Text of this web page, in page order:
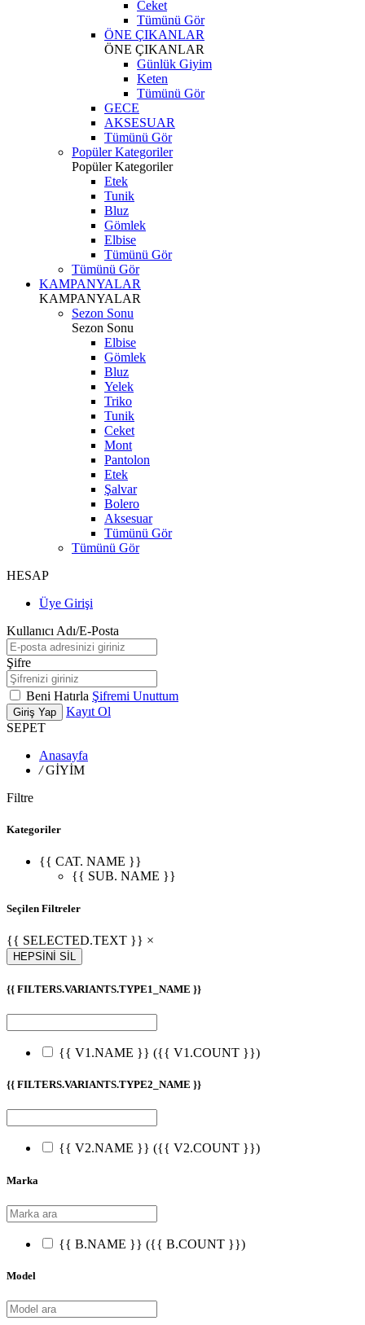
Ceket
Tümünü Gör
ÖNE ÇIKANLAR
ÖNE ÇIKANLAR
Günlük Giyim
Keten
Tümünü Gör
GECE
AKSESUAR
Tümünü Gör
Popüler Kategoriler
Popüler Kategoriler
Etek
Tunik
Bluz
Gömlek
Elbise
Tümünü Gör
Tümünü Gör
KAMPANYALAR
KAMPANYALAR
Sezon Sonu
Sezon Sonu
Elbise
Gömlek
Bluz
Yelek
Triko
Tunik
Ceket
Mont
Pantolon
Etek
Şalvar
Bolero
Aksesuar
Tümünü Gör
Tümünü Gör
HESAP
Üye Girişi
Kullanıcı Adı/E-Posta
Şifre
Beni Hatırla Şifremi Unuttum
Giriş Yap
Kayıt Ol
SEPET
Anasayfa
/ GİYİM
Filtre
Kategoriler
{{ CAT. NAME }}
{{ SUB. NAME }}
Seçilen Filtreler
{{ SELECTED.TEXT }} ×
HEPSİNİ SİL
{{ FILTERS.VARIANTS.TYPE1_NAME }}
{{ V1.NAME }} ({{ V1.COUNT }})
{{ FILTERS.VARIANTS.TYPE2_NAME }}
{{ V2.NAME }} ({{ V2.COUNT }})
Marka
{{ B.NAME }} ({{ B.COUNT }})
Model